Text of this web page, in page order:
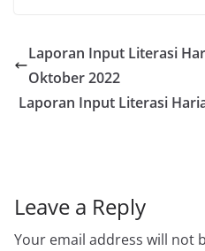
Laporan Input Literasi
Oktober 2022
Laporan Input Literasi
Leave a Reply
Your email address will not